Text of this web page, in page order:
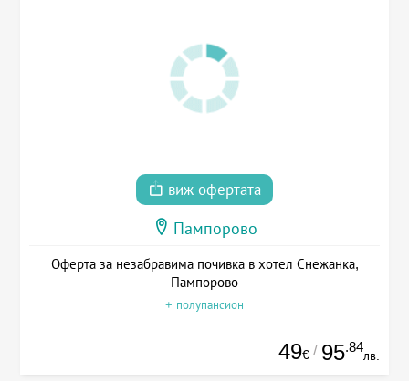
виж офертата
Пампорово
Оферта за незабравима почивка в хотел Снежанка,
Пампорово
+ полупансион
49€ / 95.84
лв.